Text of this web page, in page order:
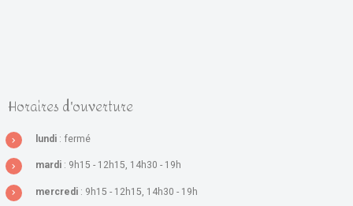
Horaires d'ouverture
lundi : fermé
mardi : 9h15 - 12h15, 14h30 - 19h
mercredi : 9h15 - 12h15, 14h30 - 19h